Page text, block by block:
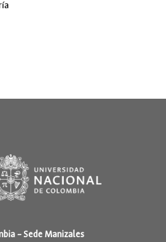
– Sede Manizales